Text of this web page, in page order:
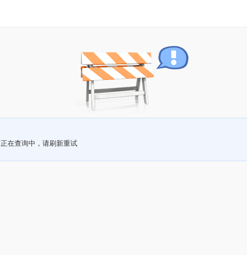
正在查询中，请刷新重试